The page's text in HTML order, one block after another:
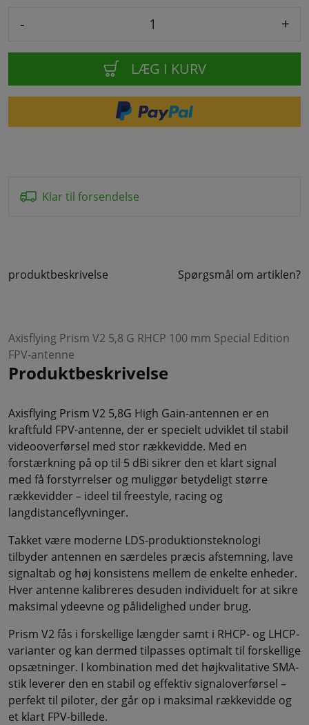
- +
LÆG I KURV
Klar til forsendelse
produktbeskrivelse Spørgsmål om artiklen?
Axisflying Prism V2 5,8 G RHCP 100 mm Special Edition
FPV-antenne
Produktbeskrivelse
Axisflying Prism V2 5,8G High Gain-antennen er en
kraftfuld FPV-antenne, der er specielt udviklet til stabil
videooverførsel med stor rækkevidde. Med en
forstærkning på op til 5 dBi sikrer den et klart signal
med få forstyrrelser og muliggør betydeligt større
rækkevidder – ideel til freestyle, racing og
langdistanceflyvninger.
Takket være moderne LDS-produktionsteknologi
tilbyder antennen en særdeles præcis afstemning, lave
signaltab og høj konsistens mellem de enkelte enheder.
Hver antenne kalibreres desuden individuelt for at sikre
maksimal ydeevne og pålidelighed under brug.
Prism V2 fås i forskellige længder samt i RHCP- og LHCP-
varianter og kan dermed tilpasses optimalt til forskellige
opsætninger. I kombination med det højkvalitative SMA-
stik leverer den en stabil og effektiv signaloverførsel –
perfekt til piloter, der går op i maksimal rækkevidde og
et klart FPV-billede.